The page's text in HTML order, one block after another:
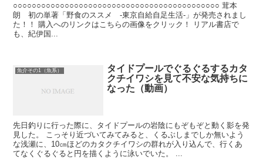
○○○○○○○○○○○○○○○○○○○○○○○○○○○○○○○○○○○○○○○○○○○○ 茸本
朗 初の単著「野食のススメ -東京自給自足生活-」が発売されまし
た！！ 購入へのリンクはこちらの画像をクリック！ リアル書店で
も、紀伊国...
魚介その1（魚系）
タイドプールでぐるぐるするカタ
クチイワシを見て不安な気持ちに
なった（動画）
先日釣りに行った際に、タイドプールの岩陰にもぞもぞと動く影を発
見した。 こっそり近づいてみてみると、くるぶしまでしか無いよう
な浅瀬に、10㎝ほどのカタクチイワシの群れが入り込んで、行くあ
てなくぐるぐると円を描くように泳いでいた。 ...